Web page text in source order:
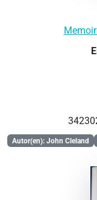
Autor(en): John Cleland